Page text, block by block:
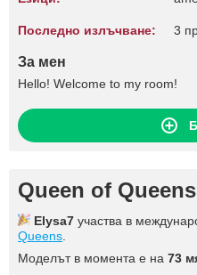
Последно излъчване: 3
За мен
Hello! Welcome to my room!
Queen of Queens
Elysa7 участва в
Queens
Моделът в момента е на 73